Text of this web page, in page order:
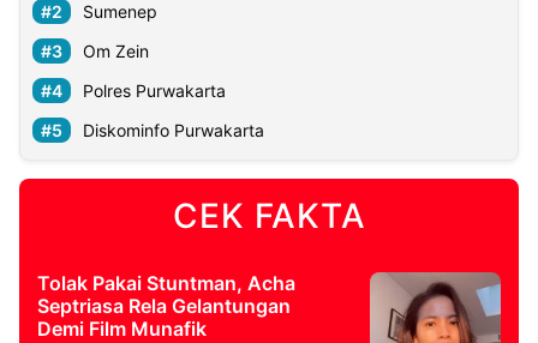
Sumenep
Om Zein
Polres Purwakarta
Diskominfo Purwakarta
CEK FAKTA
Tolak Pakai Stuntman, Acha
Septriasa Rela Gelantungan
Demi Film Munafik